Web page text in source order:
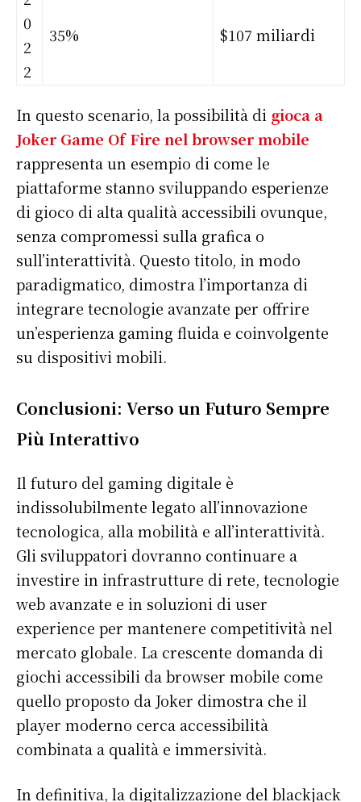
S'ABONNER
Info Du Net
S’abonner pour plus de contenus
Mon compte
Plan du site
0
2
2
35% $107 miliardi
In questo scenario, la possibilità di gioca a
Joker Game Of Fire nel browser mobile
rappresenta un esempio di come le
piattaforme stanno sviluppando esperienze
di gioco di alta qualità accessibili ovunque,
senza compromessi sulla grafica o
sull’interattività. Questo titolo, in modo
paradigmatico, dimostra l’importanza di
integrare tecnologie avanzate per offrire
un’esperienza gaming fluida e coinvolgente
su dispositivi mobili.
Conclusioni: Verso un Futuro Sempre
Più Interattivo
Il futuro del gaming digitale è
indissolubilmente legato all’innovazione
tecnologica, alla mobilità e all’interattività.
Gli sviluppatori dovranno continuare a
investire in infrastrutture di rete, tecnologie
web avanzate e in soluzioni di user
experience per mantenere competitività nel
mercato globale. La crescente domanda di
giochi accessibili da browser mobile come
quello proposto da Joker dimostra che il
player moderno cerca accessibilità
combinata a qualità e immersività.
In definitiva, la digitalizzazione del blackjack